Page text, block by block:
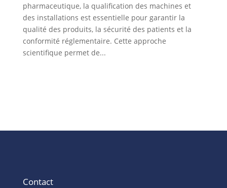
pharmaceutique, la qualification des machines et
des installations est essentielle pour garantir la
qualité des produits, la sécurité des patients et la
conformité réglementaire. Cette approche
scientifique permet de...
Contact